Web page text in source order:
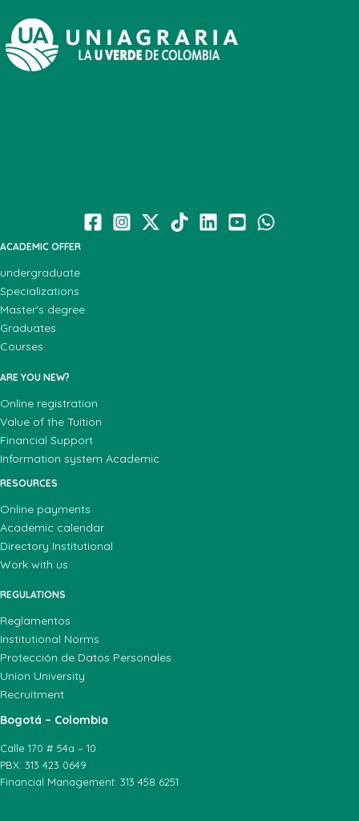
ACADEMIC OFFER
undergraduate
Specializations
Master's degree
Graduates
Courses
ARE YOU NEW?
Online registration
Value of the Tuition
Financial Support
Information system Academic
RESOURCES
Online payments
Academic calendar
Directory Institutional
Work with us
REGULATIONS
Reglamentos
Institutional Norms
Protección de Datos Personales
Union University
Recruitment
Bogotá – Colombia
Calle 170 # 54a – 10
PBX: 313 423 0649
Financial Management: 313 458 6251